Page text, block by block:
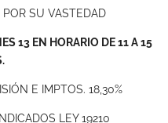
POR SU VASTEDAD
13 EN HORARIO DE 11 A 15
E IMPTOS. 18,30%
LEY 19210